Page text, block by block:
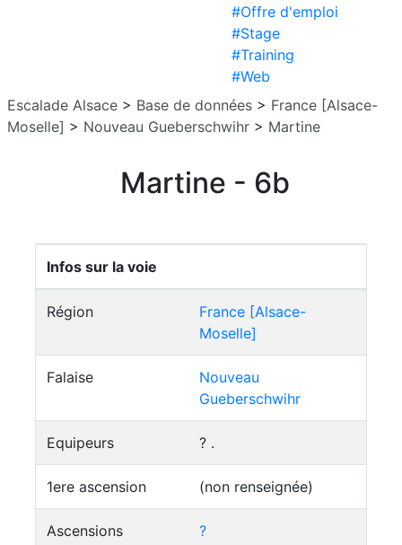
#Offre d'emploi
#Stage
#Training
#Web
Escalade Alsace > Base de données > France [Alsace-
Moselle] > Nouveau Gueberschwihr > Martine
Martine - 6b
Infos sur la voie
Région
France [Alsace-
Moselle]
Falaise
Nouveau
Gueberschwihr
Equipeurs ? .
1ere ascension (non renseignée)
Ascensions
?